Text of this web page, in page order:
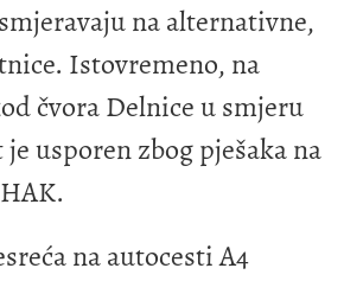
na alternativne,
Istovremeno, na
čvora Delnice u smjeru
usporen zbog pješaka na
na autocesti A4